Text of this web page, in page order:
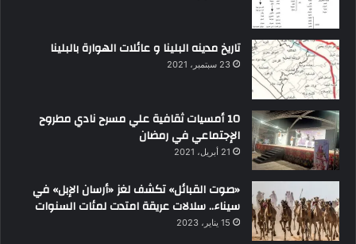
تاريخ مدينه البلينا و عائلات الهوارة بالبلينا
23 سبتمبر، 2021
10 أمسيات ثقافية علي مسرح نادي مطروح
الإجتماعي في رمضان
21 أبريل، 2021
«صوت القبائل» تكشف لغز «أرسان الإبل» في
سيناء.. سلالات عريقة امتدت لمئات السنوات
15 يناير، 2023